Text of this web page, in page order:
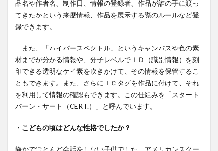
品名や作者名、制作日、情報の登録者、作品が誰の手に渡っ
てきたかという来歴情報、作品を展示する際のルールなど登
録できます。
また、「ハイパースペクトル」というキャンバスや色の素
材までが分かる情報や、分子レベルでＩＤ（識別情報）を刻
印できる透明なケイ素を吹きかけて、その情報を保管するこ
ともできます。また、さらにＩＣタグを作品に付けて、それ
を利用して情報の確認もできます。この仕組みを「スタート
バーン・サート（CERT.）」と呼んでいます。
・こどもの頃はどんな性格でしたか？
静かでほとんど会話をしない子供でした。アメリカンスクー